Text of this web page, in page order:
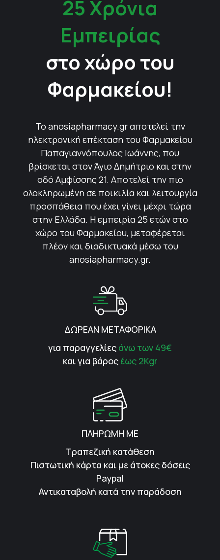
25 Χρόνια
Εμπειρίας
στο χώρο του
Φαρμακείου!
Το anosiapharmacy.gr αποτελεί την
ηλεκτρονική επέκταση του Φαρμακείου
Παπαγιαννόπουλος Ιωάννης, που
βρίσκεται στον Άγιο Δημήτριο και στην
οδό Αμφίσσης 21. Αποτελεί την πιο
ολοκληρωμένη σε ποικιλία και λειτουργία
προσπάθεια που έχει γίνει μέχρι τώρα
στην Ελλάδα. Η εμπειρία 25 ετών στο
χώρο του Φαρμακείου, μεταφέρεται
πλέον και διαδικτυακά μέσω του
anosiapharmacy.gr.
ΔΩΡΕΑΝ ΜΕΤΑΦΟΡΙΚΑ
για παραγγελίες άνω των 49€
και για βάρος έως 2Kgr
ΠΛΗΡΩΜΗ ΜΕ
Τραπεζική κατάθεση
Πιστωτική κάρτα και με άτοκες δόσεις
Paypal
Αντικαταβολή κατά την παράδοση